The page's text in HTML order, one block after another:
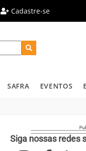
Cadastre-se
SAFRA EVENTOS
Siga nossas redes